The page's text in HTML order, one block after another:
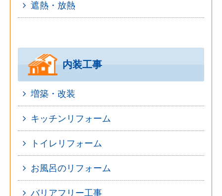
遮熱・放熱
内装工事
増築・改装
キッチンリフォーム
トイレリフォーム
お風呂のリフォーム
バリアフリー工事